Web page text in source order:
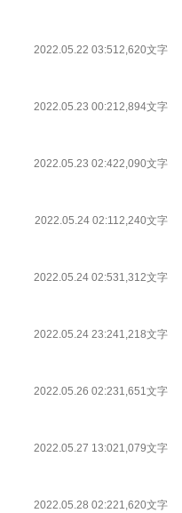
2022.05.22 03:512,620文字
2022.05.23 00:212,894文字
2022.05.23 02:422,090文字
2022.05.24 02:112,240文字
2022.05.24 02:531,312文字
2022.05.24 23:241,218文字
2022.05.26 02:231,651文字
2022.05.27 13:021,079文字
2022.05.28 02:221,620文字